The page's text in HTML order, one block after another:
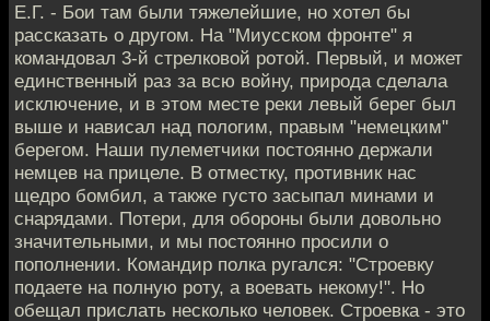
Е.Г. - Бои там были тяжелейшие, но хотел бы
рассказать о другом. На "Миусском фронте" я
командовал 3-й стрелковой ротой. Первый, и может
единственный раз за всю войну, природа сделала
исключение, и в этом месте реки левый берег был
выше и нависал над пологим, правым "немецким"
берегом. Наши пулеметчики постоянно держали
немцев на прицеле. В отместку, противник нас
щедро бомбил, а также густо засыпал минами и
снарядами. Потери, для обороны были довольно
значительными, и мы постоянно просили о
пополнении. Командир полка ругался: "Строевку
подаете на полную роту, а воевать некому!". Но
обещал прислать несколько человек. Строевка - это